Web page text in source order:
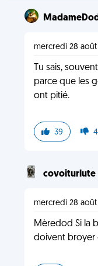
mercredi 28 août
Tu sais,
parce que les
ont pitié.
39 4
covoiturlute
mercredi 28 août
Mèredod Si la
doivent broyer